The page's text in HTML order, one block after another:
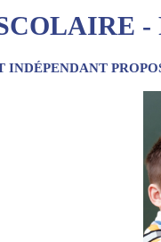
-
INDÉPENDANT